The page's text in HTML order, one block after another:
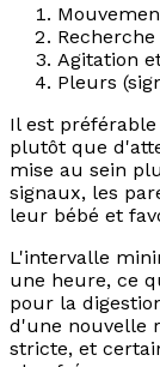
Agitation
Pleurs
Il est
plutôt que
mise au sein
signaux, les
leur bébé et
L'intervalle
une heure, ce
pour la
d'une nouvelle
stricte, et